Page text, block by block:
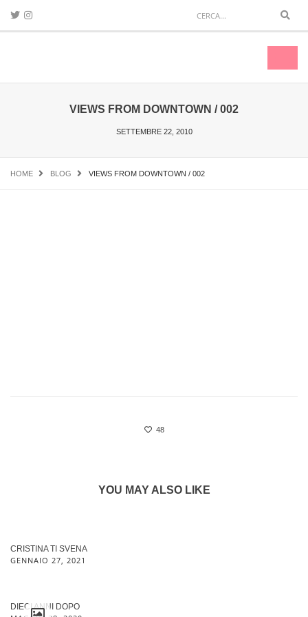
VIEWS FROM DOWNTOWN / 002
SETTEMBRE 22, 2010
HOME BLOG VIEWS FROM DOWNTOWN / 002
48
YOU MAY ALSO LIKE
CRISTINA TI SVENA
GENNAIO 27, 2021
DIECI ANNI DOPO